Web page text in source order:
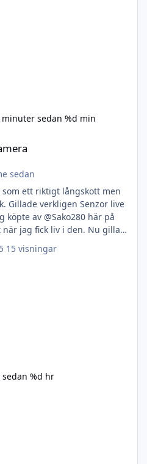
minuter sedan %d min
sedan
som ett riktigt långskott men
Gillade verkligen Senzor live
köpte av @Sako280 här på
jag fick liv i den. Nu gillar
mycket att jag kan tänka mig
2 till. Tänkte därför kolla av
först och främst. Någon
är av intresse
15 visningar
%d hr